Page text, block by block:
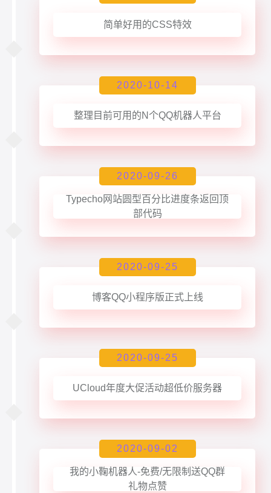
简单好用的CSS特效
2020-10-14
整理目前可用的N个QQ机器人平台
2020-09-26
Typecho网站圆型百分比进度条返回顶
部代码
2020-09-25
博客QQ小程序版正式上线
2020-09-25
UCloud年度大促活动超低价服务器
2020-09-02
我的小鞠机器人-免费/无限制送QQ群
礼物点赞